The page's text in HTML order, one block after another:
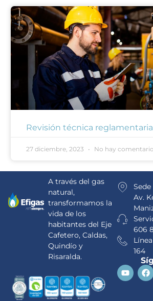
Revisión técnica reglamentaria
27 diciembre, 2023 No hay
A través del gas
natural,
transformamos la
vida de los
habitantes del Eje
Cafetero, Caldas,
Quindío y
Risaralda.
Av.
606
164